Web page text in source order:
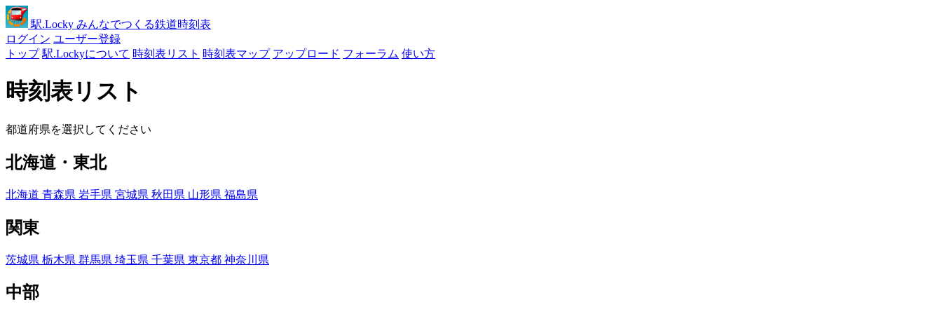
駅.Locky みんなでつくる鉄道時刻表
ログイン ユーザー登録
トップ 駅.Lockyについて 時刻表リスト 時刻表マップ アップロード フォーラム 使い方
時刻表リスト
都道府県を選択してください
北海道・東北
北海道 青森県 岩手県 宮城県 秋田県 山形県 福島県
関東
茨城県 栃木県 群馬県 埼玉県 千葉県 東京都 神奈川県
中部